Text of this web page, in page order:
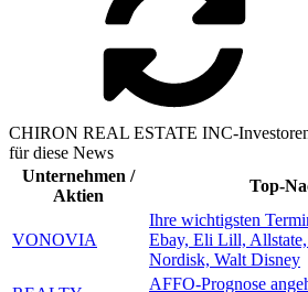
CHIRON REAL ESTATE INC-Investoren
für diese News
Unternehmen /
Aktien
Top-
VONOVIA
Ihre wichtigsten
Ebay, Eli Lill,
Nordisk, Walt Disney
AFFO-Prognose